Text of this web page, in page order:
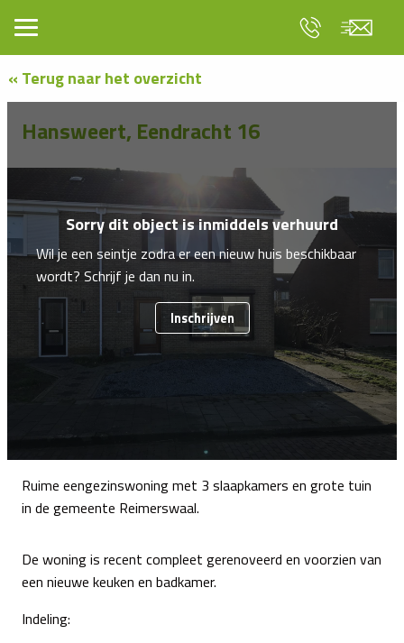
« Terug naar het overzicht
Sorry dit object is inmiddels verhuurd
Wil je een seintje zodra er een nieuw huis beschikbaar
wordt? Schrijf je dan nu in.
Inschrijven
Hansweert, Eendracht 16
Ruime eengezinswoning met 3 slaapkamers en grote tuin
in de gemeente Reimerswaal.
De woning is recent compleet gerenoveerd en voorzien van
een nieuwe keuken en badkamer.
Indeling: